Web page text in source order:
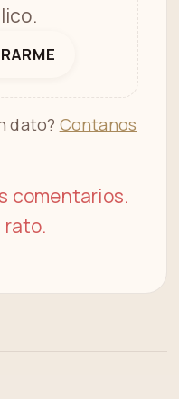
dato? Contanos
comentarios.
rato.